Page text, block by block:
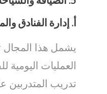
أ. إدارة الفنادق
يشمل هذا المجال
العمليات اليومية
تدريب المتدربين